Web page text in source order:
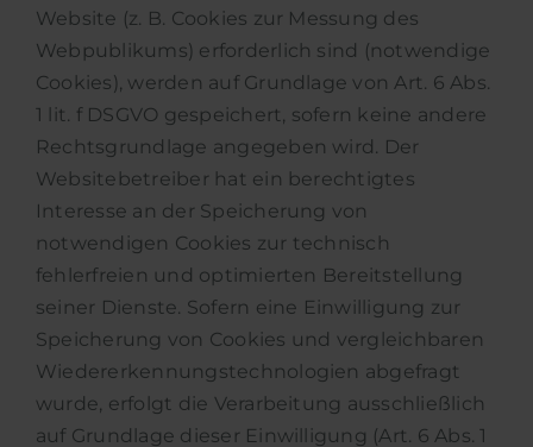
Website (z. B. Cookies zur Messung des
Webpublikums) erforderlich sind (notwendige
Cookies), werden auf Grundlage von Art. 6 Abs.
1 lit. f DSGVO gespeichert, sofern keine andere
Rechtsgrundlage angegeben wird. Der
Websitebetreiber hat ein berechtigtes
Interesse an der Speicherung von
notwendigen Cookies zur technisch
fehlerfreien und optimierten Bereitstellung
seiner Dienste. Sofern eine Einwilligung zur
Speicherung von Cookies und vergleichbaren
Wiedererkennungstechnologien abgefragt
wurde, erfolgt die Verarbeitung ausschließlich
auf Grundlage dieser Einwilligung (Art. 6 Abs. 1